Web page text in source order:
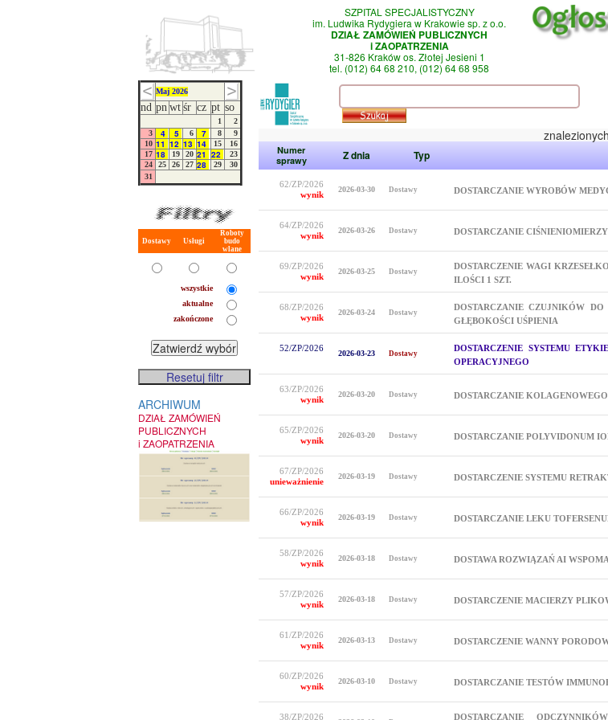
SZPITAL SPECJALISTYCZNY
im. Ludwika Rydygiera w Krakowie sp. z o.o.
DZIAŁ ZAMÓWIEŃ PUBLICZNYCH
i ZAOPATRZENIA
31-826 Kraków os. Złotej Jesieni 1
tel. (012) 64 68 210, (012) 64 68 958
Maj 2026
nd pn wt śr cz pt so
1
2
3
4 5 6 7 8
9
10 11 12 13 14 15
16
17 18 19 20 21 22
23
24
25 26 27 28 29
30
31
Dostawy Usługi
Roboty
budo
wlane
wszystkie
aktualne
zakończone
ARCHIWUM
DZIAŁ ZAMÓWIEŃ
PUBLICZNYCH
i ZAOPATRZENIA
Numer
sprawy
Z dnia Typ
62/ZP/2026
wynik
2026-03-30 Dostawy DOSTARCZANIE WYROBÓW
64/ZP/2026
wynik
2026-03-26 Dostawy DOSTARCZANIE
69/ZP/2026
wynik
2026-03-25 Dostawy
DOSTARCZENIE WAGI
ILOŚCI 1 SZT.
68/ZP/2026
wynik
2026-03-24 Dostawy
DOSTARCZANIE CZUJNIKÓW
GŁĘBOKOŚCI UŚPIENIA
52/ZP/2026
2026-03-23 Dostawy
DOSTARCZENIE SYSTEMU
OPERACYJNEGO
63/ZP/2026
wynik
2026-03-20 Dostawy DOSTARCZANIE
65/ZP/2026
wynik
2026-03-20 Dostawy DOSTARCZANIE POLYVIDONUM
67/ZP/2026
unieważnienie
2026-03-19 Dostawy DOSTARCZENIE SYSTEMU
66/ZP/2026
wynik
2026-03-19 Dostawy DOSTARCZANIE LEKU
58/ZP/2026
wynik
2026-03-18 Dostawy DOSTAWA ROZWIĄZAŃ AI
57/ZP/2026
wynik
2026-03-18 Dostawy DOSTARCZENIE MACIERZY
61/ZP/2026
wynik
2026-03-13 Dostawy DOSTARCZENIE WANNY
60/ZP/2026
wynik
2026-03-10 Dostawy DOSTARCZANIE TESTÓW
38/ZP/2026 DOSTARCZANIE